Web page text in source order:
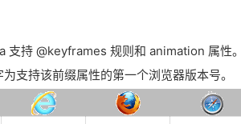
持 @keyframes 规则和 animation 属性。
持该前缀属性的第一个浏览器版本号。